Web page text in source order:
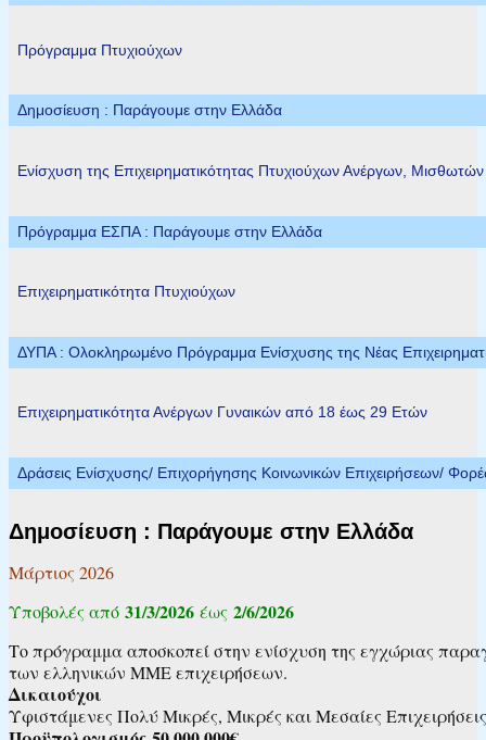
Πρόγραμμα Πτυχιούχων
Δημοσίευση : Παράγουμε στην Ελλάδα
Ενίσχυση της Επιχειρηματικότητας Πτυχιούχων Ανέργων,
Πρόγραμμα ΕΣΠΑ : Παράγουμε στην Ελλάδα
Επιχειρηματικότητα Πτυχιούχων
ΔΥΠΑ : Ολοκληρωμένο Πρόγραμμα Ενίσχυσης της Νέας
Επιχειρηματικότητα Ανέργων Γυναικών από 18 έως 29 Ετών
Δράσεις Ενίσχυσης/ Επιχορήγησης Κοινωνικών Επιχειρήσεων/
Δημοσίευση : Παράγουμε στην Ελλάδα
Μάρτιος 2026
Υποβολές από 31/3/2026 έως 2/6/2026
Το πρόγραμμα αποσκοπεί στην ενίσχυση της εγχώριας
των ελληνικών ΜΜΕ επιχειρήσεων.
Δικαιούχοι
Υφιστάμενες Πολύ Μικρές, Μικρές και Μεσαίες